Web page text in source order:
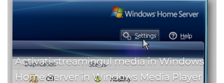
Activați streamingul media în Windows
Home Server în Windows Media Player